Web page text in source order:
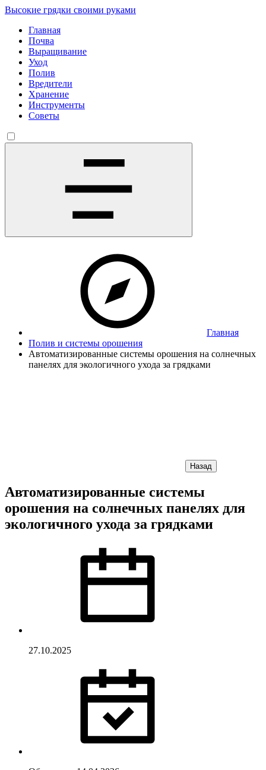
Высокие грядки своими руками
Главная
Почва
Выращивание
Уход
Полив
Вредители
Хранение
Инструменты
Советы
Главная
Полив и системы орошения
Автоматизированные системы орошения на солнечных
панелях для экологичного ухода за грядками
Назад
Автоматизированные системы
орошения на солнечных панелях для
экологичного ухода за грядками
27.10.2025